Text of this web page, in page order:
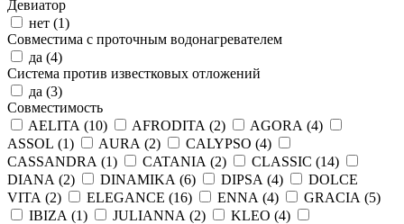
Девиатор
нет (1)
Совместима с проточным водонагревателем
да (4)
Система против известковых отложений
да (3)
Совместимость
AELITA (10) AFRODITA (2) AGORA (4)
ASSOL (1) AURA (2) CALYPSO (4)
CASSANDRA (1) CATANIA (2) CLASSIC (14)
DIANA (2) DINAMIKA (6) DIPSA (4)
DOLCE
VITA (2) ELEGANCE (16) ENNA (4) GRACIA (5)
IBIZA (1) JULIANNA (2) KLEO (4)